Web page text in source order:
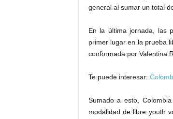
general al sumar un total
En la última jornada, las
primer lugar en la prueba
conformada por Valentina
Te puede interesar:
Sumado a esto,
modalidad de libre youth